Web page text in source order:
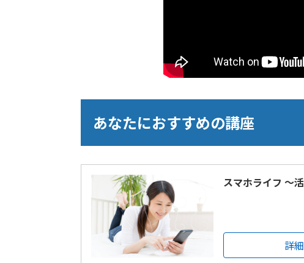
あなたにおすすめの講座
スマホライフ ～
詳